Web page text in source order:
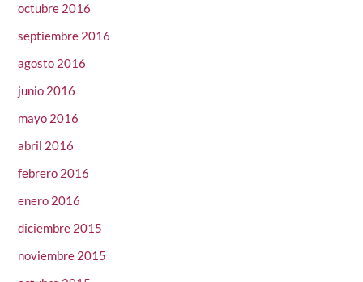
octubre 2016
septiembre 2016
agosto 2016
junio 2016
mayo 2016
abril 2016
febrero 2016
enero 2016
diciembre 2015
noviembre 2015